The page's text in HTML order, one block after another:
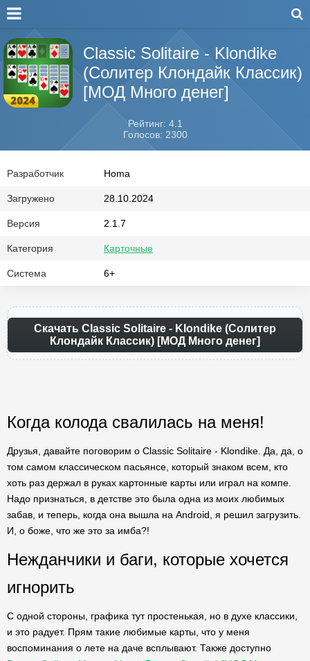
Classic Solitaire - Klondike
(Солитер Клондайк Классик)
[МОД Много денег]
Рейтинг: 4.1
Голосов: 2300
Разработчик Homa
Загружено 28.10.2024
Версия 2.1.7
Категория Карточные
Система 6+
Скачать Classic Solitaire - Klondike (Солитер
Клондайк Классик) [МОД Много денег]
Когда колода свалилась на меня!
Друзья, давайте поговорим о Classic Solitaire - Klondike. Да, да, о
том самом классическом пасьянсе, который знаком всем, кто
хоть раз держал в руках картонные карты или играл на компе.
Надо признаться, в детстве это была одна из моих любимых
забав, и теперь, когда она вышла на Android, я решил загрузить.
И, о боже, что же это за имба?!
Нежданчики и баги, которые хочется
игнорить
С одной стороны, графика тут простенькая, но в духе классики,
и это радует. Прям такие любимые карты, что у меня
воспоминания о лете на даче всплывают. Также доступно